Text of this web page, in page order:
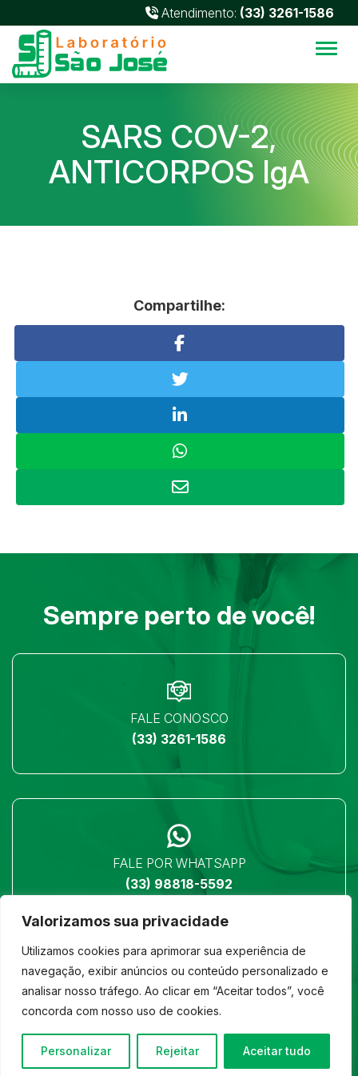
Valorizamos sua privacidade
Utilizamos cookies para aprimorar sua experiência de
navegação, exibir anúncios ou conteúdo personalizado e
analisar nosso tráfego. Ao clicar em “Aceitar todos”, você
concorda com nosso uso de cookies.
Personalizar Rejeitar Aceitar tudo
Atendimento: (33) 3261-1586
SARS COV-2,
ANTICORPOS IgA
Compartilhe:
Sempre perto de você!
FALE CONOSCO
(33) 3261-1586
FALE POR WHATSAPP
(33) 98818-5592
LOCALIZAÇÃO